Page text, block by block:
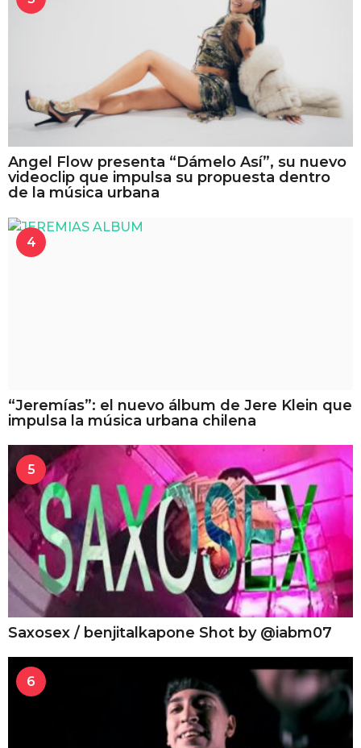
Angel Flow presenta “Dámelo Así”, su nuevo
videoclip que impulsa su propuesta dentro
de la música urbana
4
“Jeremías”: el nuevo álbum de Jere Klein que
impulsa la música urbana chilena
5
Saxosex / benjitalkapone Shot by @iabm07
6